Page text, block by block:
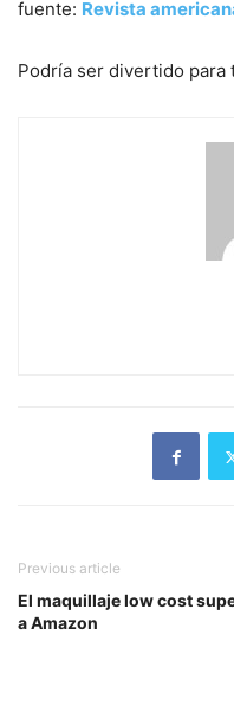
fuente: Revista
Podría ser divertido para
Previous article
El maquillaje low cost
a Amazon